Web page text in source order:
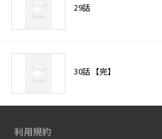
29話
30話 【完】
利用規約